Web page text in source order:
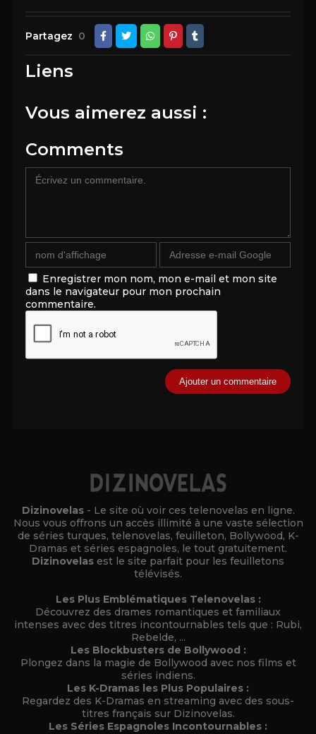
Partagez 0
Liens
Vous aimerez aussi :
Comments
Enregistrer mon nom, mon e-mail et mon site
dans le navigateur pour mon prochain
commentaire.
Dizinovelas - Le site où voir ces telenovelas en ligne.
Nous vous offrons un accès illimité à une vaste sélection
de séries turques, telenovelas, feuilleton, Bollywood, K-
Dramas et séries espagnoles, le tout gratuitement.
Dizinovelas est le site parfait pour les feuilletons
télévisés.
Les Plus Emblématiques Telenovelas :
Découvrez des drames romantiques et familiaux
intenses avec des titres incontournables tels que : Rubi,
Rebelde, ...
Les Blockbusters de Bollywood :
Plongez dans la magie de Bollywood avec nos films et
séries indiens.
Les K-Dramas les Plus Populaires :
Regardez des K-Dramas en streaming avec des sous-
titres français sur Dizinovelas.
Les Séries Espagnoles Incontournables :